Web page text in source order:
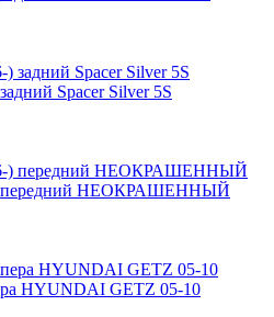
Spacer Silver 5S
) передний НЕОКРАШЕННЫЙ
HYUNDAI GETZ 05-10